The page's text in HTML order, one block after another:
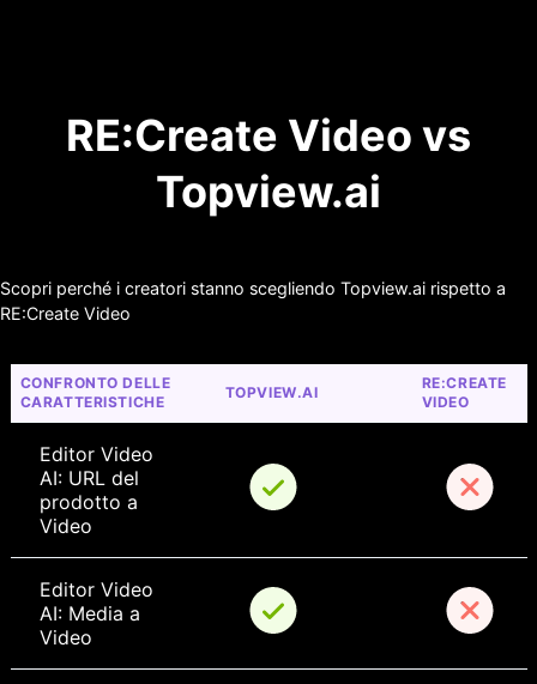
RE:Create Video vs
Topview.ai
Scopri perché i creatori stanno scegliendo Topview.ai rispetto a
RE:Create Video
CONFRONTO DELLE
CARATTERISTICHE
TOPVIEW.AI
RE:CREATE
VIDEO
Editor Video
AI: URL del
prodotto a
Video
Editor Video
AI: Media a
Video